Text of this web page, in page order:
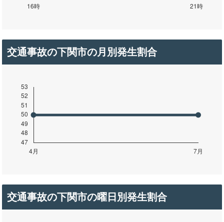
交通事故の下関市の月別発生割合
交通事故の下関市の曜日別発生割合